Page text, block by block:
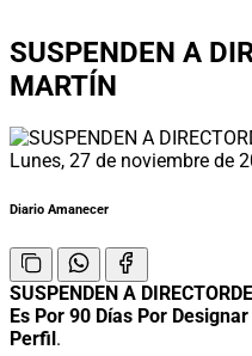
SUSPENDEN A
MARTÍN
Lunes, 27 de noviembre de
Diario Amanecer
SUSPENDEN A
Es Por 90 Días Por
Perfil.